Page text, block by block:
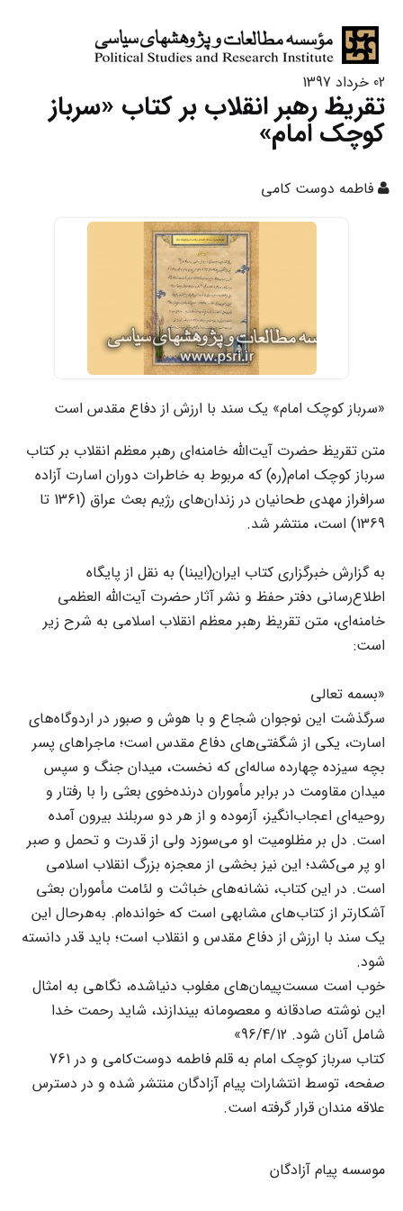
02 خرداد 1397
تقریظ رهبر انقلاب بر کتاب «سرباز
کوچک امام»
فاطمه دوست کامی
«سرباز کوچک امام» یک سند با ارزش از دفاع مقدس است
متن تقریظ حضرت آیت‌الله خامنه‌ای رهبر معظم انقلاب بر کتاب
سرباز کوچک امام(ره) که مربوط به خاطرات دوران اسارت آزاده
سرافراز مهدی طحانیان در زندان‌های رژیم بعث عراق (1361 تا
1369) است، منتشر شد.
به گزارش خبرگزاری کتاب ایران‌(ایبنا) به نقل از پایگاه
اطلاع‌رسانی دفتر حفظ و نشر آثار حضرت آیت‌الله العظمی
خامنه‌ای، متن تقریظ رهبر معظم انقلاب اسلامی به شرح زیر
است:
«بسمه تعالی
سرگذشت این نوجوان شجاع و با هوش و صبور در اردوگاه‌های
اسارت، یکی از شگفتی‌های دفاع مقدس است؛ ماجراهای پسر
بچه سیزده چهارده ساله‌ای که نخست، میدان جنگ و سپس
میدان مقاومت در برابر مأموران درنده‌خوی بعثی را با رفتار و
روحیه‌ای اعجاب‌‌‌انگیز، آزموده و از هر دو سربلند بیرون آمده
است. دل بر مظلومیت او می‌سوزد ولی از قدرت و تحمل و صبر
او پر می‌کشد؛ این نیز بخشی از معجزه بزرگ انقلاب اسلامی
است. در این کتاب، نشانه‌های خباثت و لئامت مأموران بعثی
آشکارتر از کتاب‌های مشابهی است که خوانده‌ام. به‌هرحال این
یک سند با ارزش از دفاع مقدس و انقلاب است؛ باید قدر دانسته
شود.
خوب است سست‌پیمان‌های مغلوب‌ دنیاشده، نگاهی به امثال
این نوشته صادقانه و معصومانه بیندازند، شاید رحمت خدا
شامل آنان شود. 96/4/12»
کتاب سرباز کوچک امام به قلم فاطمه دوست‌کامی و در 761
صفحه، توسط انتشارات پیام آزادگان منتشر شده و در دسترس
علاقه مندان قرار گرفته است.
موسسه پیام آزادگان